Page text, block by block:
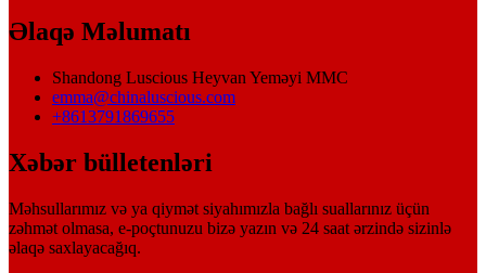
Əlaqə Məlumatı
Shandong Luscious Heyvan Yeməyi MMC
emma@chinaluscious.com
+8613791869655
Xəbər bülletenləri
Məhsullarımız və ya qiymət siyahımızla bağlı suallarınız üçün
zəhmət olmasa, e-poçtunuzu bizə yazın və 24 saat ərzində sizinlə
əlaqə saxlayacağıq.